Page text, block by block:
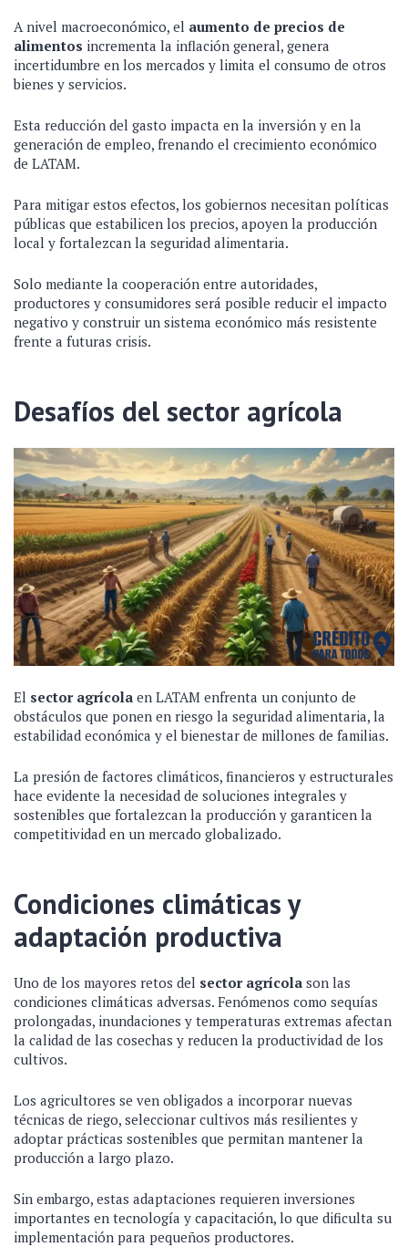
A nivel macroeconómico, el aumento de precios de
alimentos incrementa la inflación general, genera
incertidumbre en los mercados y limita el consumo de otros
bienes y servicios.
Esta reducción del gasto impacta en la inversión y en la
generación de empleo, frenando el crecimiento económico
de LATAM.
Para mitigar estos efectos, los gobiernos necesitan políticas
públicas que estabilicen los precios, apoyen la producción
local y fortalezcan la seguridad alimentaria.
Solo mediante la cooperación entre autoridades,
productores y consumidores será posible reducir el impacto
negativo y construir un sistema económico más resistente
frente a futuras crisis.
Desafíos del sector agrícola
El sector agrícola en LATAM enfrenta un conjunto de
obstáculos que ponen en riesgo la seguridad alimentaria, la
estabilidad económica y el bienestar de millones de familias.
La presión de factores climáticos, financieros y estructurales
hace evidente la necesidad de soluciones integrales y
sostenibles que fortalezcan la producción y garanticen la
competitividad en un mercado globalizado.
Condiciones climáticas y
adaptación productiva
Uno de los mayores retos del sector agrícola son las
condiciones climáticas adversas. Fenómenos como sequías
prolongadas, inundaciones y temperaturas extremas afectan
la calidad de las cosechas y reducen la productividad de los
cultivos.
Los agricultores se ven obligados a incorporar nuevas
técnicas de riego, seleccionar cultivos más resilientes y
adoptar prácticas sostenibles que permitan mantener la
producción a largo plazo.
Sin embargo, estas adaptaciones requieren inversiones
importantes en tecnología y capacitación, lo que dificulta su
implementación para pequeños productores.